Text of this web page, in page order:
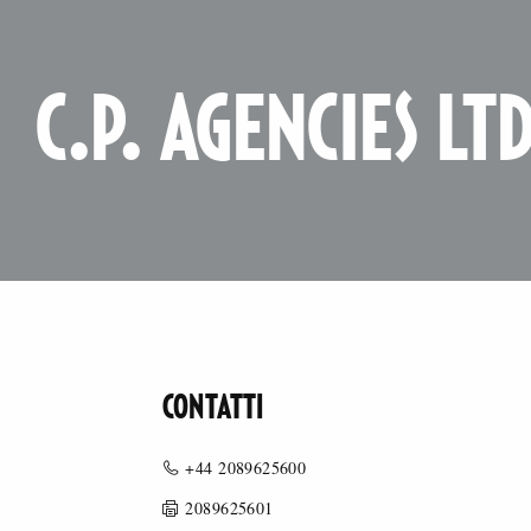
C.P. AGENCIES
CONTATTI
+44 2089625600
2089625601